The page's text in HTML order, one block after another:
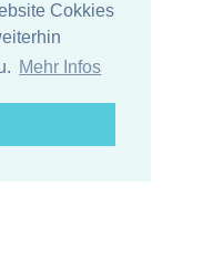
Cokkies
Mehr Infos